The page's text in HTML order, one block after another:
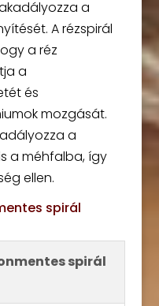
a
A rézspirál
a réz
a
és
mozgását.
a
a méhfalba, így
ellen.
spirál
spirál